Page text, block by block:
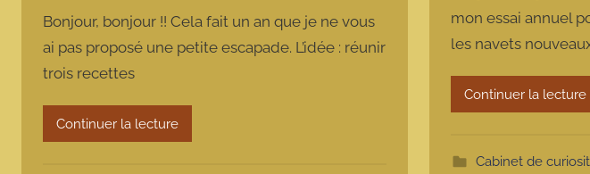
r
m
m
o
Bonjour, bonjour !! Cela fait un an que je ne vous
ai pas proposé une petite escapade. L’idée : réunir
trois recettes
Continuer la lecture
m
a
m
o
t
mon essai annuel
les navets
Continuer la lecture
Cabinet de